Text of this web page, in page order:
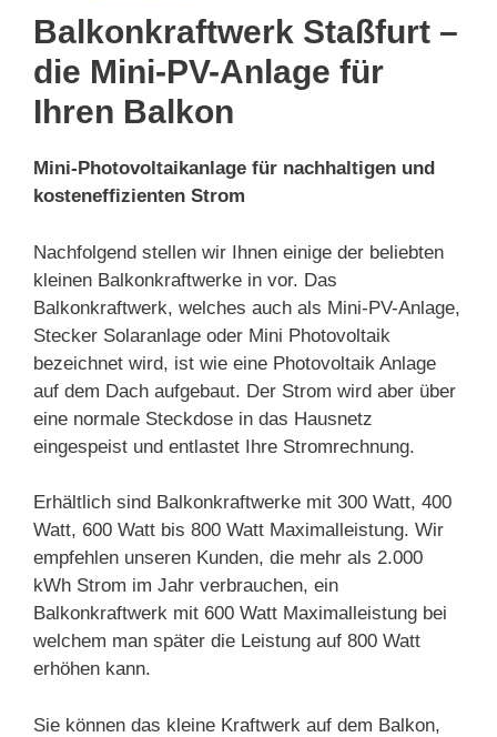
Balkonkraftwerk Staßfurt –
die Mini-PV-Anlage für
Ihren Balkon
Mini-Photovoltaikanlage für nachhaltigen und
kosteneffizienten Strom
Nachfolgend stellen wir Ihnen einige der beliebten
kleinen Balkonkraftwerke in vor. Das
Balkonkraftwerk, welches auch als Mini-PV-Anlage,
Stecker Solaranlage oder Mini Photovoltaik
bezeichnet wird, ist wie eine Photovoltaik Anlage
auf dem Dach aufgebaut. Der Strom wird aber über
eine normale Steckdose in das Hausnetz
eingespeist und entlastet Ihre Stromrechnung.
Erhältlich sind Balkonkraftwerke mit 300 Watt, 400
Watt, 600 Watt bis 800 Watt Maximalleistung. Wir
empfehlen unseren Kunden, die mehr als 2.000
kWh Strom im Jahr verbrauchen, ein
Balkonkraftwerk mit 600 Watt Maximalleistung bei
welchem man später die Leistung auf 800 Watt
erhöhen kann.
Sie können das kleine Kraftwerk auf dem Balkon,